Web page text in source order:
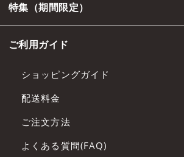
特集（期間限定）
ご利用ガイド
ショッピングガイド
配送料金
ご注文方法
よくある質問(FAQ)